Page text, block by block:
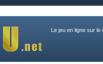
Le jeu en ligne sur le